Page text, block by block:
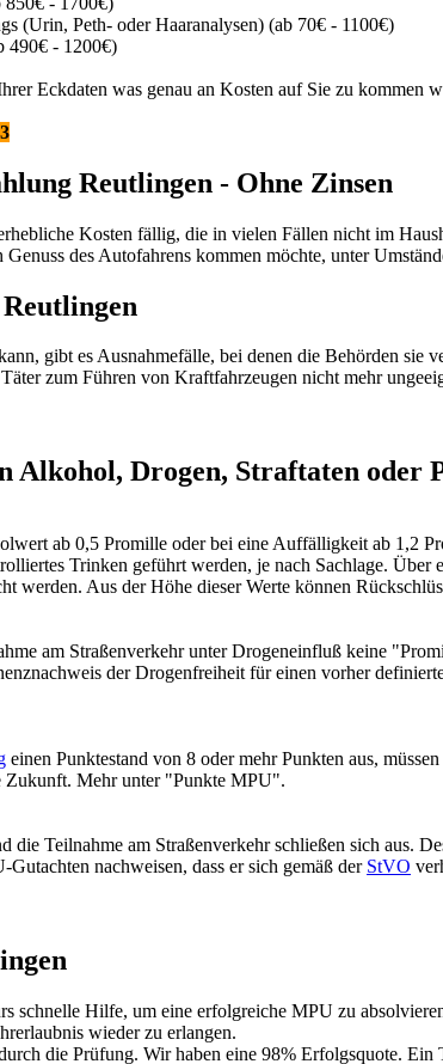
(Urin, Peth- oder Haaranalysen) (ab 70€ - 1100€)
490€ - 1200€)
Eckdaten was genau an Kosten auf Sie zu kommen
Reutlingen - Ohne Zinsen
Kosten fällig, die in vielen Fällen nicht im
des Autofahrens kommen möchte, unter
gibt es Ausnahmefälle, bei denen die Behörden
zum Führen von Kraftfahrzeugen nicht mehr
Alkohol, Drogen, Straftaten oder
ab 0,5 Promille oder bei eine Auffälligkeit ab 1,2
Trinken geführt werden, je nach Sachlage.
werden. Aus der Höhe dieser Werte können
am Straßenverkehr unter Drogeneinfluß keine
der Drogenfreiheit für einen vorher
einen Punktestand von 8 oder mehr Punkten aus,
Zukunft. Mehr unter "Punkte MPU".
die Teilnahme am Straßenverkehr schließen sich aus.
nachweisen, dass er sich gemäß der StVO
schnelle Hilfe, um eine erfolgreiche MPU zu
wieder zu erlangen.
die Prüfung. Wir haben eine 98% Erfolgsquote.